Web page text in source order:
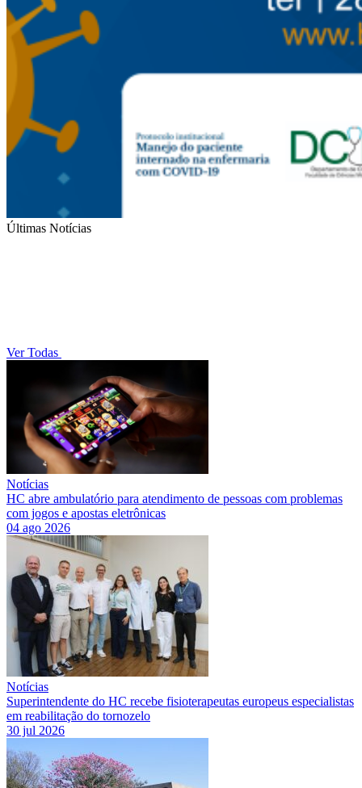
Últimas Notícias
Ver Todas
Notícias
HC abre ambulatório para atendimento de pessoas com problemas
com jogos e apostas eletrônicas
04 ago 2026
Notícias
Superintendente do HC recebe fisioterapeutas europeus especialistas
em reabilitação do tornozelo
30 jul 2026